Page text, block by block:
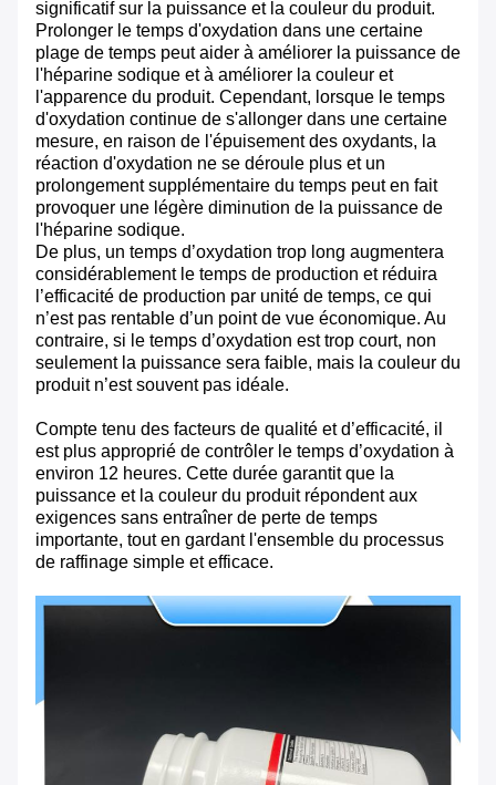
significatif sur la puissance et la couleur du produit.
Prolonger le temps d'oxydation dans une certaine
plage de temps peut aider à améliorer la puissance de
l'héparine sodique et à améliorer la couleur et
l'apparence du produit. Cependant, lorsque le temps
d'oxydation continue de s'allonger dans une certaine
mesure, en raison de l'épuisement des oxydants, la
réaction d'oxydation ne se déroule plus et un
prolongement supplémentaire du temps peut en fait
provoquer une légère diminution de la puissance de
l'héparine sodique.
De plus, un temps d’oxydation trop long augmentera
considérablement le temps de production et réduira
l’efficacité de production par unité de temps, ce qui
n’est pas rentable d’un point de vue économique. Au
contraire, si le temps d’oxydation est trop court, non
seulement la puissance sera faible, mais la couleur du
produit n’est souvent pas idéale.
Compte tenu des facteurs de qualité et d’efficacité, il
est plus approprié de contrôler le temps d’oxydation à
environ 12 heures. Cette durée garantit que la
puissance et la couleur du produit répondent aux
exigences sans entraîner de perte de temps
importante, tout en gardant l'ensemble du processus
de raffinage simple et efficace.